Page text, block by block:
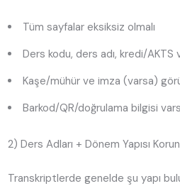
Tüm sayfalar eksiksiz olmalı
Ders kodu, ders adı, kredi/AKTS
Kaşe/mühür ve imza (varsa)
Barkod/QR/doğrulama bilgisi
2) Ders Adları + Dönem Yapısı
Transkriptlerde genelde şu yapı